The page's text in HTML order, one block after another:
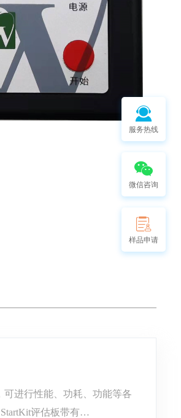
可进行性能、功耗、功能等各
评估板带有
服务热线
微信咨询
样品申请